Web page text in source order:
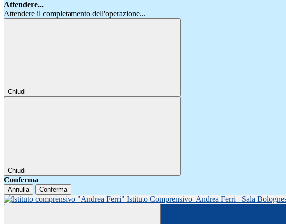
Attendere...
Attendere il completamento dell'operazione...
Chiudi
Chiudi
Conferma
Annulla Conferma
Istituto Comprensivo Andrea Ferri Sala